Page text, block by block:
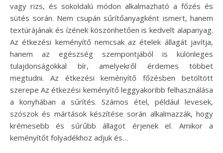
vagy rizs, és sokoldalú módon alkalmazható a főzés és
sütés során. Nem csupán sűrítőanyagként ismert, hanem
textúrájának és ízének köszönhetően is kedvelt alapanyag.
Az étkezési keményítő nemcsak az ételek állagát javítja,
hanem az egészség szempontjából is különleges
tulajdonságokkal bír, amelyekről érdemes többet
megtudni. Az étkezési keményítő főzésben betöltött
szerepe Az étkezési keményítő leggyakoribb felhasználása
a konyhában a sűrítés. Számos étel, például levesek,
szószok és mártások készítése során alkalmazzák, hogy
krémesebb és sűrűbb állagot érjenek el. Amikor a
keményítőt folyadékhoz adjuk és…